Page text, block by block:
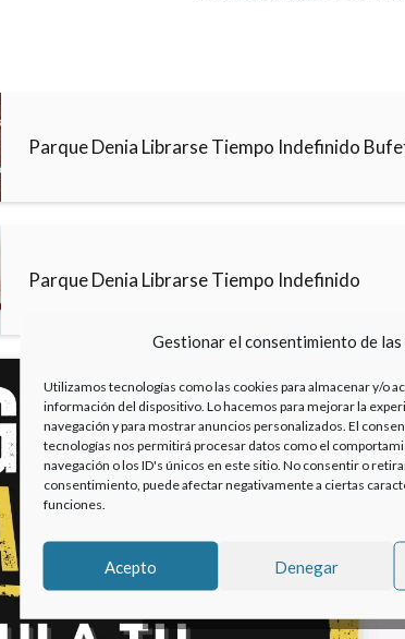
Gestionar el consentimiento de las
Utilizamos tecnologías como las cookies para almacenar y/o
información del dispositivo. Lo hacemos para mejorar la
navegación y para mostrar anuncios personalizados. El
tecnologías nos permitirá procesar datos como el
navegación o los ID's únicos en este sitio. No consentir o
consentimiento, puede afectar negativamente a ciertas
funciones.
Acepto Denegar
Parque Denia Librarse Tiempo Indefinido
Parque Denia Librarse Tiempo Indefinido
Haz clic para aceptar cookies de